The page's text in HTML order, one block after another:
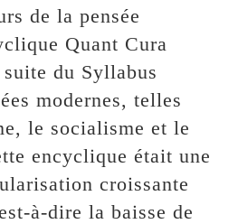
de la pensée
Quant Cura
du Syllabus
modernes, telles
le socialisme et le
encyclique était une
croissante
à-dire la baisse de